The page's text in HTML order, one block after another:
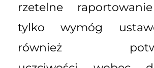
rzetelne
tylko wymóg
również